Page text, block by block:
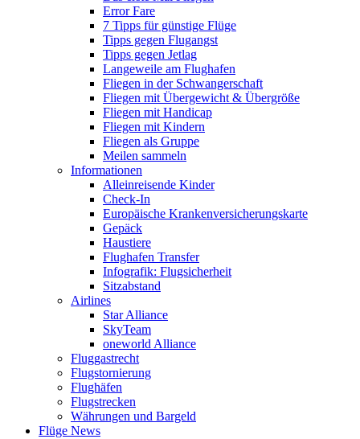
Error Fare
7 Tipps für günstige Flüge
Tipps gegen Flugangst
Tipps gegen Jetlag
Langeweile am Flughafen
Fliegen in der Schwangerschaft
Fliegen mit Übergewicht & Übergröße
Fliegen mit Handicap
Fliegen mit Kindern
Fliegen als Gruppe
Meilen sammeln
Informationen
Alleinreisende Kinder
Check-In
Europäische Krankenversicherungskarte
Gepäck
Haustiere
Flughafen Transfer
Infografik: Flugsicherheit
Sitzabstand
Airlines
Star Alliance
SkyTeam
oneworld Alliance
Fluggastrecht
Flugstornierung
Flughäfen
Flugstrecken
Währungen und Bargeld
Flüge News